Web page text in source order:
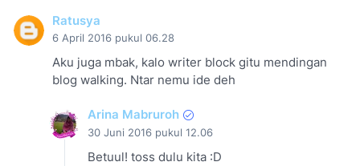
Ratusya
6 April 2016 pukul 06.28
Aku juga mbak, kalo writer block gitu mendingan
blog walking. Ntar nemu ide deh
Arina Mabruroh
30 Juni 2016 pukul 12.06
Betuul! toss dulu kita :D